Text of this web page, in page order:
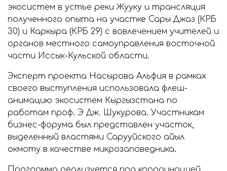
экосистем в устье реки Жууку и трансляция
полученного опыта на участке Сары Джаз (КРБ
30) и Каркыра (КРБ 29) с вовлечением учителей и
органов местного самоуправления восточной
части Иссык-Кульской области.
Эксперт проекта Насырова Альфия в рамках
своего выступления использовала флеш-
анимацию экосистем Кыргызстана по
работам проф. Э Дж. Шукурова. Участникам
бизнес-форума был представлен участок,
выделенный властями Сарууйского айыл
окмоту в качестве микрозаповедника.